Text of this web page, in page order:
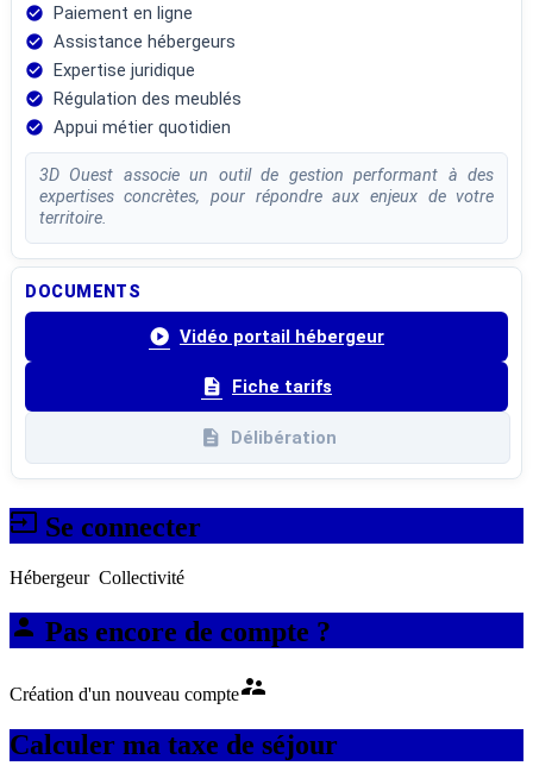
check_circle Paiement en ligne
check_circle Assistance hébergeurs
check_circle Expertise juridique
check_circle Régulation des meublés
check_circle Appui métier quotidien
3D Ouest associe un outil de gestion performant à des
expertises concrètes, pour répondre aux enjeux de votre
territoire.
DOCUMENTS
play_circle Vidéo portail hébergeur
description Fiche tarifs
description Délibération
input Se connecter
Hébergeur Collectivité
person Pas encore de compte ?
Création d'un nouveau comptesupervisor_account
Calculer ma taxe de séjour